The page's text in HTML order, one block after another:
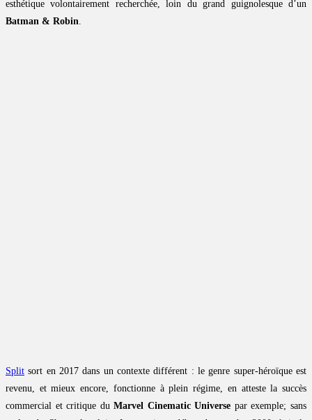
esthétique volontairement recherchée, loin du grand guignolesque d’un
Batman & Robin.
Split sort en 2017 dans un contexte différent : le genre super-héroïque est
revenu, et mieux encore, fonctionne à plein régime, en atteste la succès
commercial et critique duMarvel Cinematic Universe par exemple; sans